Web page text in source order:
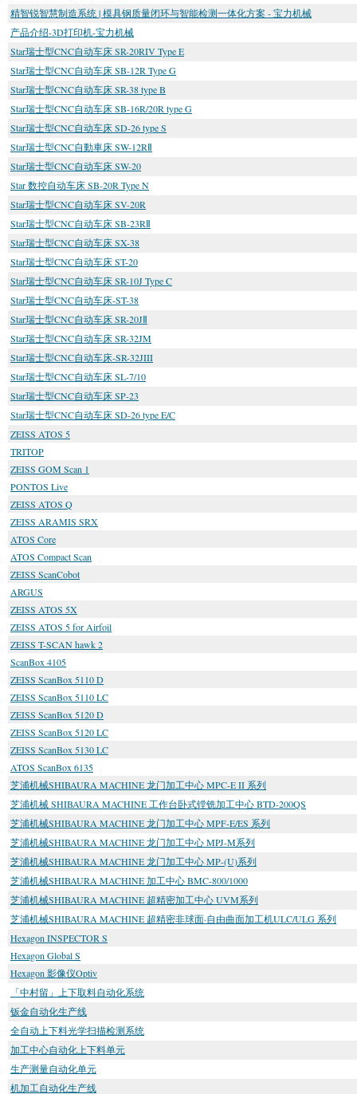
精智锐智慧制造系统 | 模具钢质量闭环与智能检测一体化方案 - 宝力机械
产品介绍-3D打印机-宝力机械
Star瑞士型CNC自动车床 SR-20RIV Type E
Star瑞士型CNC自动车床 SB-12R Type G
Star瑞士型CNC自动车床 SR-38 type B
Star瑞士型CNC自动车床 SB-16R/20R type G
Star瑞士型CNC自动车床 SD-26 type S
Star瑞士型CNC自動車床 SW-12RⅡ
Star瑞士型CNC自动车床 SW-20
Star 数控自动车床 SB-20R Type N
Star瑞士型CNC自动车床 SV-20R
Star瑞士型CNC自动车床 SB-23RⅡ
Star瑞士型CNC自动车床 SX-38
Star瑞士型CNC自动车床 ST-20
Star瑞士型CNC自动车床 SR-10J Type C
Star瑞士型CNC自动车床-ST-38
Star瑞士型CNC自动车床 SR-20JⅡ
Star瑞士型CNC自动车床 SR-32JM
Star瑞士型CNC自动车床-SR-32JIII
Star瑞士型CNC自动车床 SL-7/10
Star瑞士型CNC自动车床 SP-23
Star瑞士型CNC自动车床 SD-26 type E/C
ZEISS ATOS 5
TRITOP
ZEISS GOM Scan 1
PONTOS Live
ZEISS ATOS Q
ZEISS ARAMIS SRX
ATOS Core
ATOS Compact Scan
ZEISS ScanCobot
ARGUS
ZEISS ATOS 5X
ZEISS ATOS 5 for Airfoil
ZEISS T-SCAN hawk 2
ScanBox 4105
ZEISS ScanBox 5110 D
ZEISS ScanBox 5110 LC
ZEISS ScanBox 5120 D
ZEISS ScanBox 5120 LC
ZEISS ScanBox 5130 LC
ATOS ScanBox 6135
芝浦机械SHIBAURA MACHINE 龙门加工中心 MPC-E II 系列
芝浦机械 SHIBAURA MACHINE 工作台卧式镗铣加工中心 BTD-200QS
芝浦机械SHIBAURA MACHINE 龙门加工中心 MPF-E/ES 系列
芝浦机械SHIBAURA MACHINE 龙门加工中心 MPJ-M系列
芝浦机械SHIBAURA MACHINE 龙门加工中心 MP-(U)系列
芝浦机械SHIBAURA MACHINE 加工中心 BMC-800/1000
芝浦机械SHIBAURA MACHINE 超精密加工中心 UVM系列
芝浦机械SHIBAURA MACHINE 超精密非球面·自由曲面加工机ULC/ULG 系列
Hexagon INSPECTOR S
Hexagon Global S
Hexagon 影像仪Optiv
「中村留」上下取料自动化系统
钣金自动化生产线
全自动上下料光学扫描检测系统
加工中心自动化上下料单元
生产测量自动化单元
机加工自动化生产线